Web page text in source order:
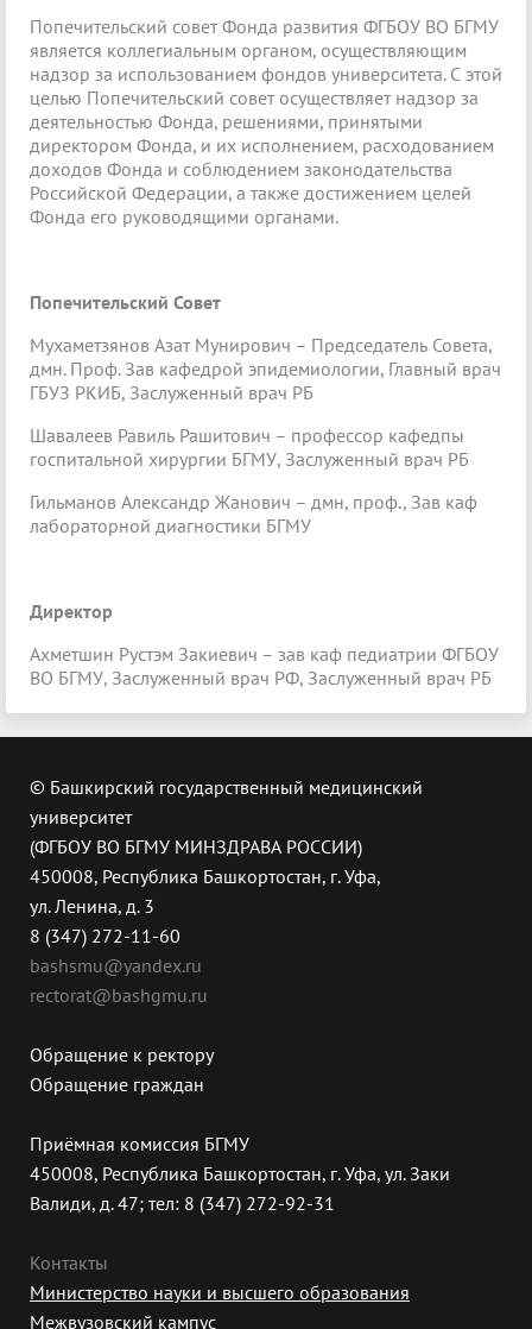
Попечительский совет Фонда развития ФГБОУ ВО БГМУ
является коллегиальным органом, осуществляющим
надзор за использованием фондов университета. С этой
целью Попечительский совет осуществляет надзор за
деятельностью Фонда, решениями, принятыми
директором Фонда, и их исполнением, расходованием
доходов Фонда и соблюдением законодательства
Российской Федерации, а также достижением целей
Фонда его руководящими органами.
Попечительский Совет
Мухаметзянов Азат Мунирович – Председатель Совета,
дмн. Проф. Зав кафедрой эпидемиологии, Главный врач
ГБУЗ РКИБ, Заслуженный врач РБ
Шавалеев Равиль Рашитович – профессор кафедпы
госпитальной хирургии БГМУ, Заслуженный врач РБ
Гильманов Александр Жанович – дмн, проф., Зав каф
лабораторной диагностики БГМУ
Директор
Ахметшин Рустэм Закиевич – зав каф педиатрии ФГБОУ
ВО БГМУ, Заслуженный врач РФ, Заслуженный врач РБ
© Башкирский государственный медицинский
университет
(ФГБОУ ВО БГМУ МИНЗДРАВА РОССИИ)
450008, Республика Башкортостан, г. Уфа,
ул. Ленина, д. 3
8 (347) 272-11-60
bashsmu@yandex.ru
rectorat@bashgmu.ru
Обращение к ректору
Обращение граждан
Приёмная комиссия БГМУ
450008, Республика Башкортостан, г. Уфа, ул. Заки
Валиди, д. 47; тел: 8 (347) 272-92-31
Контакты
Министерство науки и высшего образования
Межвузовский кампус